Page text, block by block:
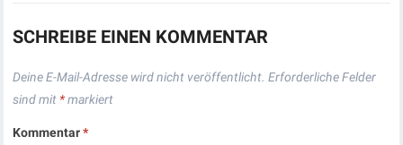
SCHREIBE EINEN KOMMENTAR
Deine E-Mail-Adresse wird nicht veröffentlicht. Erforderliche Felder
sind mit *markiert
Kommentar*